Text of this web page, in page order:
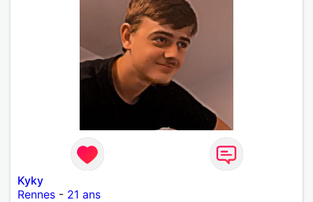
Kyky
Rennes - 21 ans